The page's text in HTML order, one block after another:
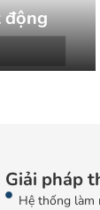
động
Giải pháp
Hệ thống làm